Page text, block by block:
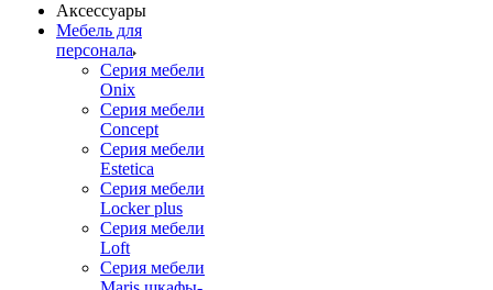
Аксессуары
Мебель для
персонала
Серия мебели
Onix
Серия мебели
Concept
Серия мебели
Estetica
Серия мебели
Locker plus
Серия мебели
Loft
Серия мебели